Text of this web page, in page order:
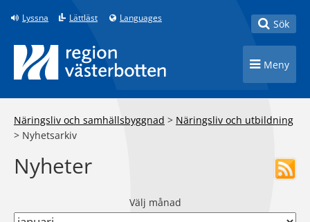
Till innehåll på sidan
Lyssna Lättläst Languages Toggle
Sök
Toggle
Meny
Näringsliv och samhällsbyggnad > Näringsliv och utbildning
> Nyhetsarkiv
Nyheter
Välj månad